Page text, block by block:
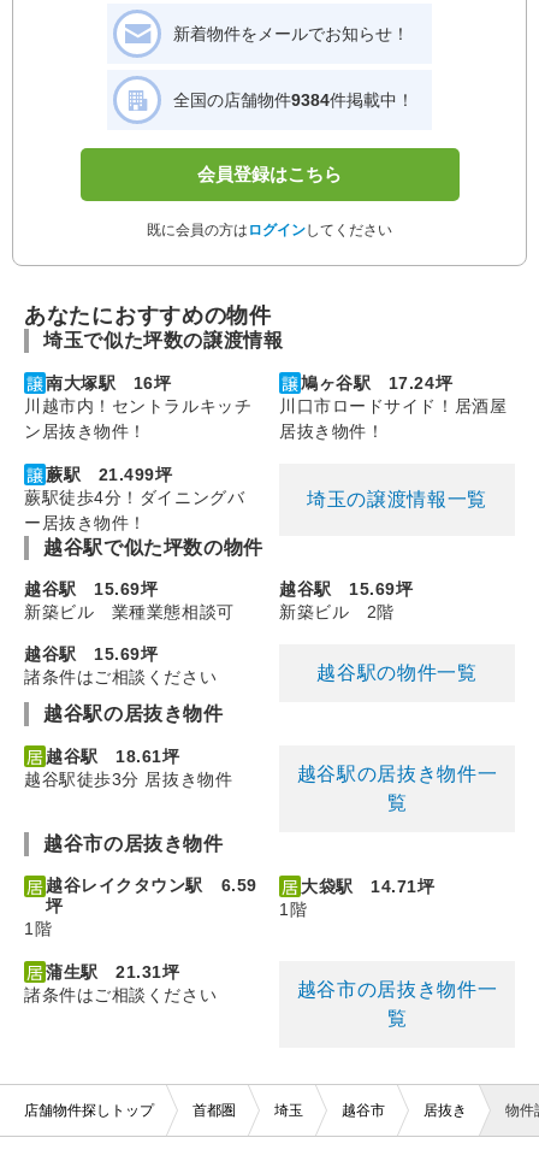
新着物件をメールでお知らせ！
全国の店舗物件9384件掲載中！
会員登録はこちら
既に会員の方は ログインしてください
あなたにおすすめの物件
埼玉で似た坪数の譲渡情報
南大塚駅 16坪
川越市内！セントラルキッチ
ン居抜き物件！
鳩ヶ谷駅 17.24坪
川口市ロードサイド！居酒屋
居抜き物件！
蕨駅 21.499坪
蕨駅徒歩4分！ダイニングバ
ー居抜き物件！
埼玉の譲渡情報一覧
越谷駅で似た坪数の物件
越谷駅 15.69坪
新築ビル 業種業態相談可
越谷駅 15.69坪
新築ビル 2階
越谷駅 15.69坪
諸条件はご相談ください
越谷駅の物件一覧
越谷駅の居抜き物件
越谷駅 18.61坪
越谷駅徒歩3分 居抜き物件
越谷駅の居抜き物件一
覧
越谷市の居抜き物件
越谷レイクタウン駅 6.59
坪
1階
大袋駅 14.71坪
1階
蒲生駅 21.31坪
諸条件はご相談ください
越谷市の居抜き物件一
覧
店舗物件探しトップ 首都圏 埼玉 越谷市 居抜き 物件